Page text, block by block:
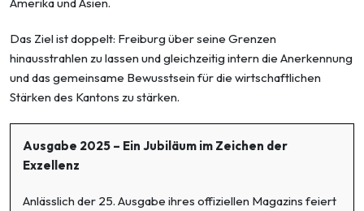
Das Ziel ist doppelt: Freiburg über seine Grenzen
hinausstrahlen zu lassen und gleichzeitig intern die Anerkennung
und das gemeinsame Bewusstsein für die wirtschaftlichen
Stärken des Kantons zu stärken.
Ausgabe 2025 – Ein Jubiläum im Zeichen der
Exzellenz
Anlässlich der 25. Ausgabe ihres offiziellen Magazins feiert